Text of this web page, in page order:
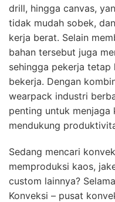
drill, hingga canvas,
tidak mudah sobek,
kerja berat. Selain
bahan tersebut juga
sehingga pekerja tetap
bekerja. Dengan
wearpack industri
penting untuk menjaga
mendukung
Sedang mencari
memproduksi kaos,
custom lainnya?
Konveksi – pusat